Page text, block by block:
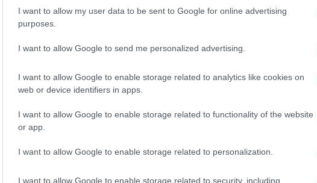
I want to allow my user data to be sent to Google for online advertising
purposes.
I want to allow Google to send me personalized advertising.
I want to allow Google to enable storage related to analytics like cookies on
web or device identifiers in apps.
I want to allow Google to enable storage related to functionality of the website
or app.
I want to allow Google to enable storage related to personalization.
I want to allow Google to enable storage related to security, including
Bandi aperti per
le posizioni disponibili
Edoardo Marchesi · 5 Ago 2026
settori in crescita